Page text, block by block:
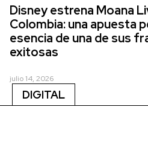
Disney estrena Moana
Colombia: una apuesta
esencia de una de sus
exitosas
julio 14, 2026
DIGITAL